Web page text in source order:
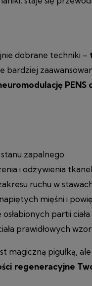
dobrane techniki –
bardziej
zapalnego
i odżywienia
ruchu w
mięśni i
partii ciała
prawidłowych
magiczną pigułką, ale
regeneracyjne